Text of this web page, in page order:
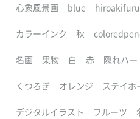
心象風景画 blue
カラーインク 秋
名画 果物 白 赤 隠れハー
くつろぎ オレンジ ステイホ
デジタルイラスト フルーツ